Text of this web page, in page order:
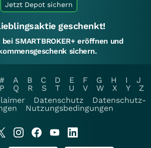
Jetzt Depot sichern
geschenkt!
SMARTBROKER+ eröffnen und
sichern.
# A B C D E F G H I
J
P Q R S T U V W X Y
Z
Datenschutz
Datenschutz-
Nutzungsbedingungen